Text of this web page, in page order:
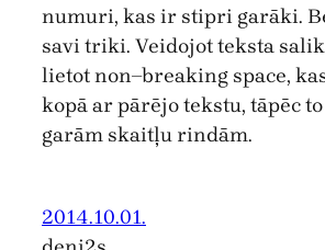
numuri, kas ir stipri garāki.
savi triki. Veidojot teksta
lietot non–breaking space,
kopā ar pārējo tekstu, tāpēc
garām skaitļu rindām.
2014.10.01.